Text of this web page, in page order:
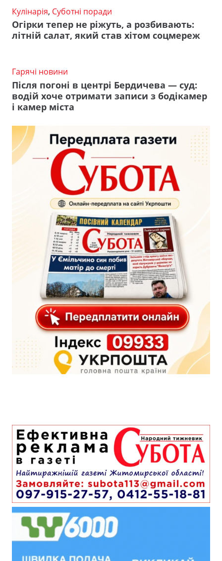
Кулінарія, Суботні поради
Огірки тепер не ріжуть, а розбивають:
літній салат, який став хітом соцмереж
Гарячі новини
Після погоні в центрі Бердичева — суд:
водій хоче отримати записи з бодікамер
і камер міста